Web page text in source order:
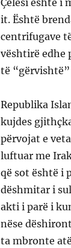
Çelësi është i
it. Është
centrifugave
vështirë edhe
të
Republika
kujdes
përvojat e
luftuar me
që sot është i
dëshmitar i
akti i parë i
nëse
ta mbronte